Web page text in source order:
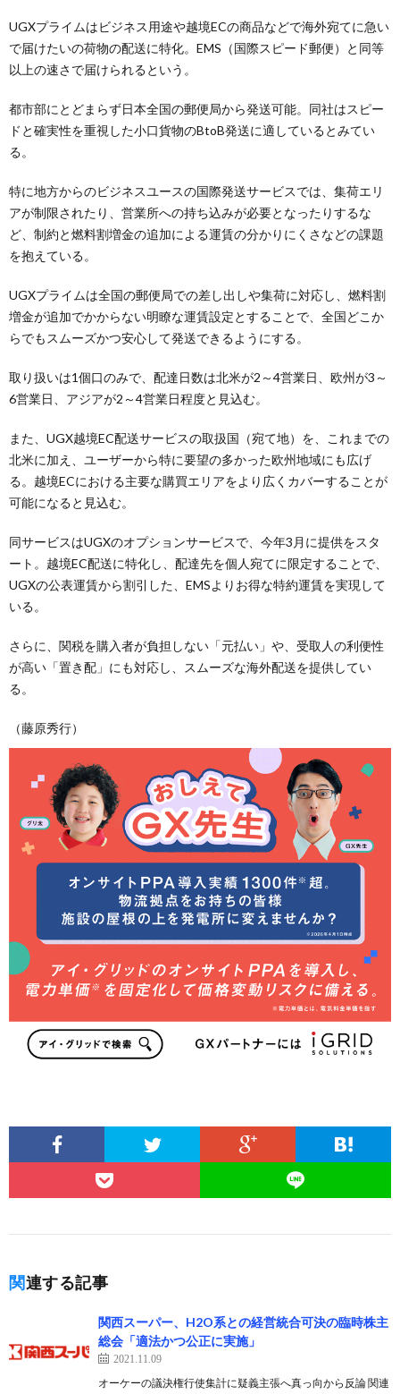
UGXプライムはビジネス用途や越境ECの商品などで海外宛てに急い
で届けたいの荷物の配送に特化。EMS（国際スピード郵便）と同等
以上の速さで届けられるという。
都市部にとどまらず日本全国の郵便局から発送可能。同社はスピー
ドと確実性を重視した小口貨物のBtoB発送に適しているとみてい
る。
特に地方からのビジネスユースの国際発送サービスでは、集荷エリ
アが制限されたり、営業所への持ち込みが必要となったりするな
ど、制約と燃料割増金の追加による運賃の分かりにくさなどの課題
を抱えている。
UGXプライムは全国の郵便局での差し出しや集荷に対応し、燃料割
増金が追加でかからない明瞭な運賃設定とすることで、全国どこか
らでもスムーズかつ安心して発送できるようにする。
取り扱いは1個口のみで、配達日数は北米が2～4営業日、欧州が3～
6営業日、アジアが2～4営業日程度と見込む。
また、UGX越境EC配送サービスの取扱国（宛て地）を、これまでの
北米に加え、ユーザーから特に要望の多かった欧州地域にも広げ
る。越境ECにおける主要な購買エリアをより広くカバーすることが
可能になると見込む。
同サービスはUGXのオプションサービスで、今年3月に提供をスタ
ート。越境EC配送に特化し、配達先を個人宛てに限定することで、
UGXの公表運賃から割引した、EMSよりお得な特約運賃を実現して
いる。
さらに、関税を購入者が負担しない「元払い」や、受取人の利便性
が高い「置き配」にも対応し、スムーズな海外配送を提供してい
る。
（藤原秀行）
関連する記事
関西スーパー、H2O系との経営統合可決の臨時株主
総会「適法かつ公正に実施」
2021.11.09
オーケーの議決権行使集計に疑義主張へ真っ向から反論 関連